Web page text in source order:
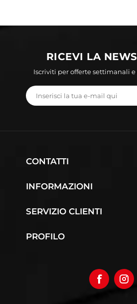
RICEVI LA
Iscriviti per offerte settimanali
CONTATTI
INFORMAZIONI
SERVIZIO CLIENTI
PROFILO